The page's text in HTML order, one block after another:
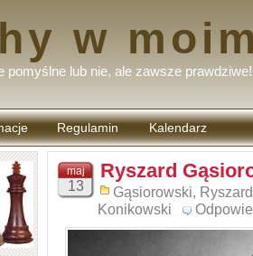
w
pomyślne lub nie, ale zawsze prawdziwe!
Regulamin
komentarzy
Kalendarz
maj
13
Ryszard
Gąsiorowski, Ryszard
Konikowski